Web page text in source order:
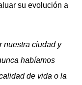
su evolución a
nuestra ciudad y
habíamos
de vida o la